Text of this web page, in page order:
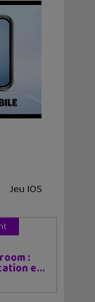
Jeu IOS
:
e...